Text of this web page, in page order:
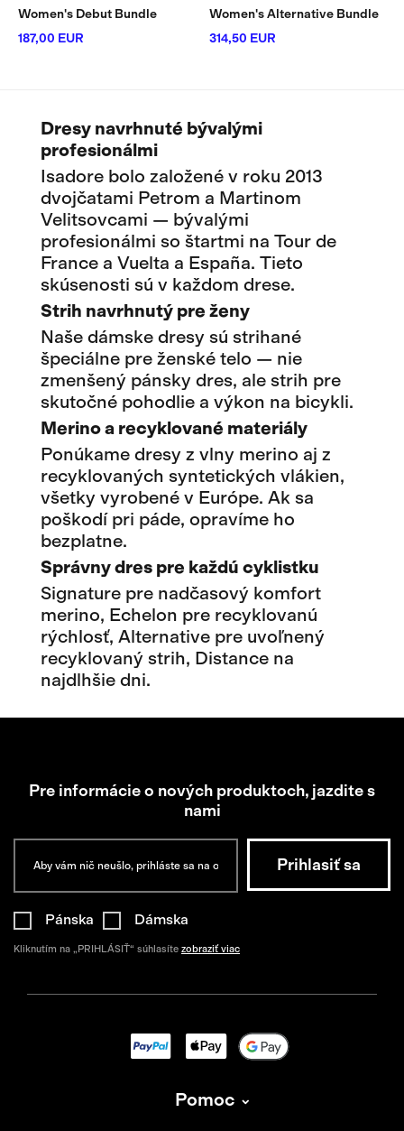
Women's Debut Bundle
187,00 EUR
Women's Alternative Bundle
314,50 EUR
Dresy navrhnuté bývalými
profesionálmi
Isadore bolo založené v roku 2013
dvojčatami Petrom a Martinom
Velitsovcami — bývalými
profesionálmi so štartmi na Tour de
France a Vuelta a España. Tieto
skúsenosti sú v každom drese.
Strih navrhnutý pre ženy
Naše dámske dresy sú strihané
špeciálne pre ženské telo — nie
zmenšený pánsky dres, ale strih pre
skutočné pohodlie a výkon na bicykli.
Merino a recyklované materiály
Ponúkame dresy z vlny merino aj z
recyklovaných syntetických vlákien,
všetky vyrobené v Európe. Ak sa
poškodí pri páde, opravíme ho
bezplatne.
Správny dres pre každú cyklistku
Signature pre nadčasový komfort
merino, Echelon pre recyklovanú
rýchlosť, Alternative pre uvoľnený
recyklovaný strih, Distance na
najdlhšie dni.
Pre informácie o nových produktoch, jazdite s
nami
Pánska Dámska
Kliknutím na „PRIHLÁSIŤ“ súhlasíte zobraziť viac
Pomoc